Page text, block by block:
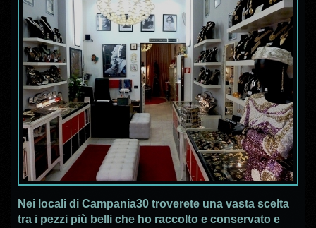
Nei locali di Campania30 troverete una vasta scelta
tra i pezzi più belli che ho raccolto e conservato e